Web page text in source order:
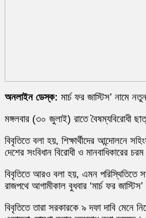
অনলাইন ডেস্ক: মার্চ ফর জাস্টিস’ নামে
মঙ্গলবার (৩০ জুলাই) রাতে বৈষম্যবিরোধী
বিবৃতিতে বলা হয়, শিক্ষার্থীদের আন্দোলনে
দেশের সংবিধান বিরোধী ও মানবাধিকারের
বিবৃতিতে আরও বলা হয়, এমন পরিস্থিতিতে
রাজপথে আগামীকাল বুধবার ‘মার্চ ফর
বিবৃতিতে তারা সরকারকে ৯ দফা দাবি মেনে